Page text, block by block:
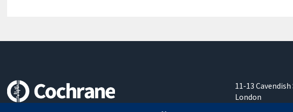
11-13 Cavendish
London